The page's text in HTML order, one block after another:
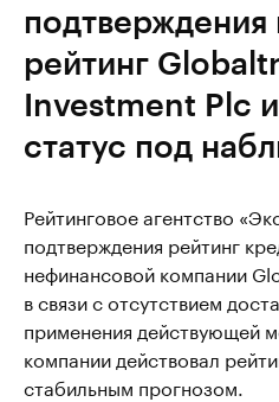
рейтинг
Investment Plc
статус под
Рейтинговое агентство
подтверждения рейтинг
нефинансовой компании
в связи с отсутствием
применения действующей
компании действовал
стабильным прогнозом.